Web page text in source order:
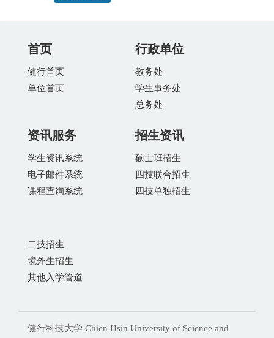
首页
健行首页
单位首页
行政单位
教务处
学生事务处
总务处
资讯服务
学生资讯系统
电子邮件系统
课程查询系统
招生资讯
硕士班招生
四技联合招生
四技单独招生
二技招生
境外生招生
其他入学管道
健行科技大学 Chien Hsin University of Science and